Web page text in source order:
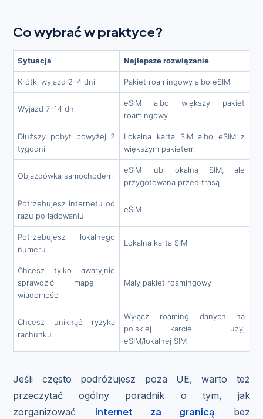
Co wybrać w praktyce?
Sytuacja Najlepsze rozwiązanie
Krótki wyjazd 2–4 dni Pakiet roamingowy albo eSIM
Wyjazd 7–14 dni
eSIM albo większy pakiet
roamingowy
Dłuższy pobyt powyżej 2
tygodni
Lokalna karta SIM albo eSIM z
większym pakietem
Objazdówka samochodem
eSIM lub lokalna SIM, ale
przygotowana przed trasą
Potrzebujesz internetu od
razu po lądowaniu
eSIM
Potrzebujesz lokalnego
numeru
Lokalna karta SIM
Chcesz tylko awaryjnie
sprawdzić mapę i
wiadomości
Mały pakiet roamingowy
Chcesz uniknąć ryzyka
rachunku
Wyłącz roaming danych na
polskiej karcie i użyj
eSIM/lokalnej SIM
Jeśli często podróżujesz poza UE, warto też
przeczytać ogólny poradnik o tym, jak
zorganizować internet za granicą bez